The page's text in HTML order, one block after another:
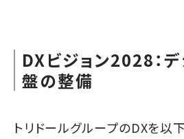
DXビジョン2028：
盤の整備
トリドールグループのDXを以